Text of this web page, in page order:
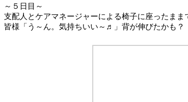
～５日目～
支配人とケアマネージャーによる椅子に座ったまま
皆様「う～ん。気持ちいい～♬」背が伸びたかも？